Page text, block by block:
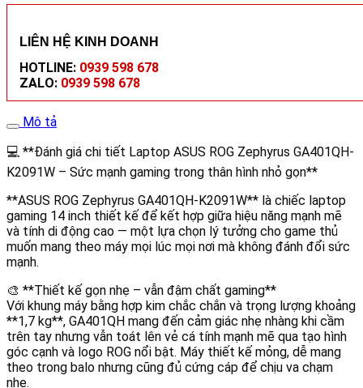
LIÊN HỆ KINH DOANH
HOTLINE: 0939 598 678
ZALO: 0939 598 678
Mô tả
💻 **Đánh giá chi tiết Laptop ASUS ROG Zephyrus GA401QH-
K2091W – Sức mạnh gaming trong thân hình nhỏ gọn**
**ASUS ROG Zephyrus GA401QH-K2091W** là chiếc laptop
gaming 14 inch thiết kế để kết hợp giữa hiệu năng mạnh mẽ
và tính di động cao — một lựa chọn lý tưởng cho game thủ
muốn mang theo máy mọi lúc mọi nơi mà không đánh đổi sức
mạnh.
🎨 **Thiết kế gọn nhẹ – vẫn đậm chất gaming**
Với khung máy bằng hợp kim chắc chắn và trọng lượng khoảng
**1,7 kg**, GA401QH mang đến cảm giác nhẹ nhàng khi cầm
trên tay nhưng vẫn toát lên vẻ cá tính mạnh mẽ qua tạo hình
góc cạnh và logo ROG nổi bật. Máy thiết kế mỏng, dễ mang
theo trong balo nhưng cũng đủ cứng cáp để chịu va chạm
nhẹ.